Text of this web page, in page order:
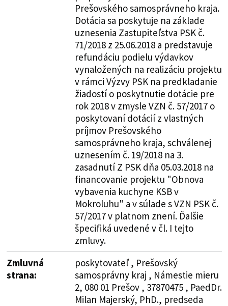
Prešovského samosprávneho kraja.
Dotácia sa poskytuje na základe
uznesenia Zastupiteľstva PSK č.
71/2018 z 25.06.2018 a predstavuje
refundáciu podielu výdavkov
vynaložených na realizáciu projektu
v rámci Výzvy PSK na predkladanie
žiadostí o poskytnutie dotácie pre
rok 2018 v zmysle VZN č. 57/2017 o
poskytovaní dotácií z vlastných
príjmov Prešovského
samosprávneho kraja, schválenej
uznesením č. 19/2018 na 3.
zasadnutí Z PSK dňa 05.03.2018 na
financovanie projektu "Obnova
vybavenia kuchyne KSB v
Mokroluhu" a v súlade s VZN PSK č.
57/2017 v platnom znení. Ďalšie
špecifiká uvedené v čl. I tejto
zmluvy.
Zmluvná
strana:
poskytovateľ , Prešovský
samosprávny kraj , Námestie mieru
2, 080 01 Prešov , 37870475 , PaedDr.
Milan Majerský, PhD., predseda